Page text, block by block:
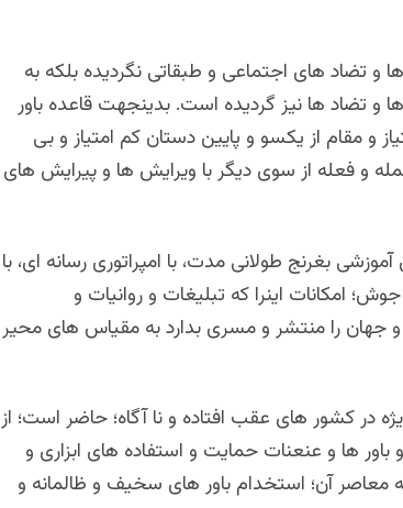
و تضاد های اجتماعی و طبقاتی نگردیده بلکه به
تضاد ها نیز گردیده است. بدینجهت قاعده باور
و مقام از یکسو و پایین دستان کم امتیاز و بی
و فعله از سوی دیگر با ویرایش ها و پیرایش های
بغرنج طولانی مدت، با امپراتوری رسانه ای، با
امکانات اینرا که تبلیغات و روانیات و
و جهان را منتشر و مسری بدارد به مقیاس های محیر
در کشور های عقب افتاده و نا آگاه؛ حاضر است؛ از
ها و عنعنات حمایت و استفاده های ابزاری و
معاصر آن؛ استخدام باور های سخیف و ظالمانه و